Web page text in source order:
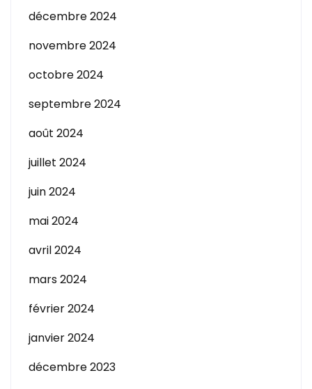
décembre 2024
novembre 2024
octobre 2024
septembre 2024
août 2024
juillet 2024
juin 2024
mai 2024
avril 2024
mars 2024
février 2024
janvier 2024
décembre 2023